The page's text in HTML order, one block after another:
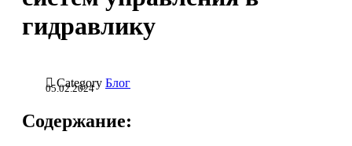
гидравлику
 Category Блог
05.02.2024
Содержание: